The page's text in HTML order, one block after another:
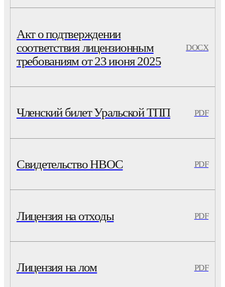
Акт о подтверждении
соответствия лицензионным
требованиям от 23 июня 2025
DOCX
Членский билет Уральской ТПП PDF
Свидетельство НВОС PDF
Лицензия на отходы PDF
Лицензия на лом PDF